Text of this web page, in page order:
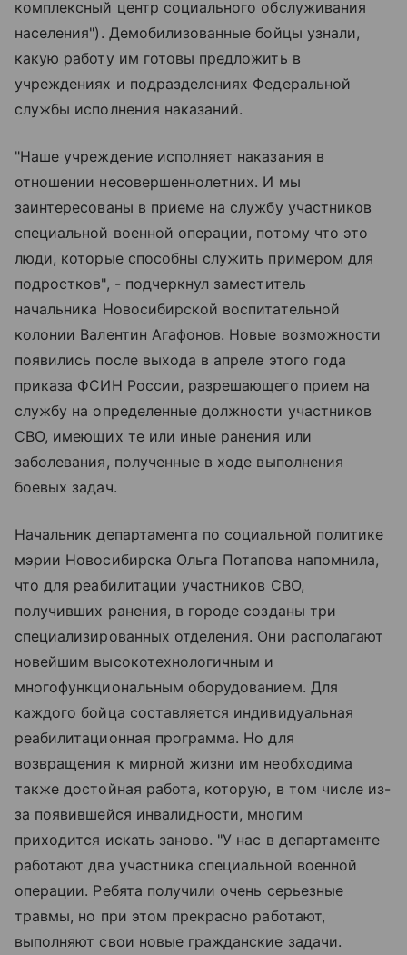
комплексный центр социального обслуживания
населения"). Демобилизованные бойцы узнали,
какую работу им готовы предложить в
учреждениях и подразделениях Федеральной
службы исполнения наказаний.
"Наше учреждение исполняет наказания в
отношении несовершеннолетних. И мы
заинтересованы в приеме на службу участников
специальной военной операции, потому что это
люди, которые способны служить примером для
подростков", - подчеркнул заместитель
начальника Новосибирской воспитательной
колонии Валентин Агафонов. Новые возможности
появились после выхода в апреле этого года
приказа ФСИН России, разрешающего прием на
службу на определенные должности участников
СВО, имеющих те или иные ранения или
заболевания, полученные в ходе выполнения
боевых задач.
Начальник департамента по социальной политике
мэрии Новосибирска Ольга Потапова напомнила,
что для реабилитации участников СВО,
получивших ранения, в городе созданы три
специализированных отделения. Они располагают
новейшим высокотехнологичным и
многофункциональным оборудованием. Для
каждого бойца составляется индивидуальная
реабилитационная программа. Но для
возвращения к мирной жизни им необходима
также достойная работа, которую, в том числе из-
за появившейся инвалидности, многим
приходится искать заново. "У нас в департаменте
работают два участника специальной военной
операции. Ребята получили очень серьезные
травмы, но при этом прекрасно работают,
выполняют свои новые гражданские задачи.